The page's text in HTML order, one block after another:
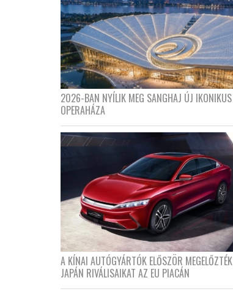
2026-BAN NYÍLIK MEG SANGHAJ ÚJ IKONIKUS
OPERAHÁZA
A KÍNAI AUTÓGYÁRTÓK ELŐSZÖR MEGELŐZTÉK
JAPÁN RIVÁLISAIKAT AZ EU PIACÁN